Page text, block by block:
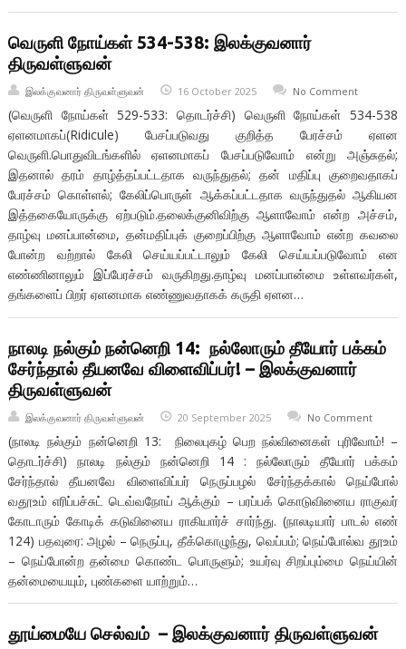
வெருளி நோய்கள் 534-538: இலக்குவனார்
திருவள்ளுவன்
இலக்குவனார் திருவள்ளுவன் 16 October 2025 No Comment
(வெருளி நோய்கள் 529-533: தொடர்ச்சி) வெருளி நோய்கள் 534-538
ஏளனமாகப்(Ridicule) பேசப்படுவது குறித்த பேரச்சம் ஏளன
வெருளி.பொதுவிடங்களில் ஏளனமாகப் பேசப்படுவோம் என்று அஞ்சுதல்;
இதனால் தரம் தாழ்த்தப்பட்டதாக வருந்துதல்; தன் மதிப்பு குறைவதாகப்
பேரச்சம் கொள்ளல்; கேலிப்பொருள் ஆக்கப்பட்டதாக வருந்துதல் ஆகியன
இத்தகையோருக்கு ஏற்படும்.தலைக்குனிவிற்கு ஆளாவோம் என்ற அச்சம்,
தாழ்வு மனப்பான்மை, தன்மதிப்புக் குறைப்பிற்கு ஆளாவோம் என்ற கவலை
போன்ற வற்றால் கேலி செய்யப்பட்டாலும் கேலி செய்யப்படுவோம் என
எண்ணினாலும் இப்பேரச்சம் வருகிறது.தாழ்வு மனப்பான்மை உள்ளவர்கள்,
தங்களைப் பிறர் ஏளனமாக எண்ணுவதாகக் கருதி ஏளன…
நாலடி நல்கும் நன்னெறி 14: நல்லோரும் தீயோர் பக்கம்
சேர்ந்தால் தீயனவே விளைவிப்பர்! – இலக்குவனார்
திருவள்ளுவன்
இலக்குவனார் திருவள்ளுவன் 20 September 2025 No Comment
(நாலடி நல்கும் நன்னெறி 13: நிலைபுகழ் பெற நல்வினைகள் புரிவோம்! –
தொடர்ச்சி) நாலடி நல்கும் நன்னெறி 14 : நல்லோரும் தீயோர் பக்கம்
சேர்ந்தால் தீயனவே விளைவிப்பர் நெருப்பழல் சேர்ந்தக்கால் நெய்போல்
வதூஉம் எரிப்பச்சுட் டெவ்வநோய் ஆக்கும் – பரப்பக் கொடுவினைய ராகுவர்
கோடாரும் கோடிக் கடுவினைய ராகியார்ச் சார்ந்து. (நாலடியார் பாடல் எண்
124) பதவுரை: அழல் – நெருப்பு, தீக்கொழுந்து, வெப்பம்; நெய்போல்வ தூஉம்
– நெய்போன்ற தன்மை கொண்ட பொருளும்; உயர்வு சிறப்பும்மை நெய்யின்
தன்மையையும், புண்களை யாற்றும்…
தூய்மையே செல்வம் – இலக்குவனார் திருவள்ளுவன்